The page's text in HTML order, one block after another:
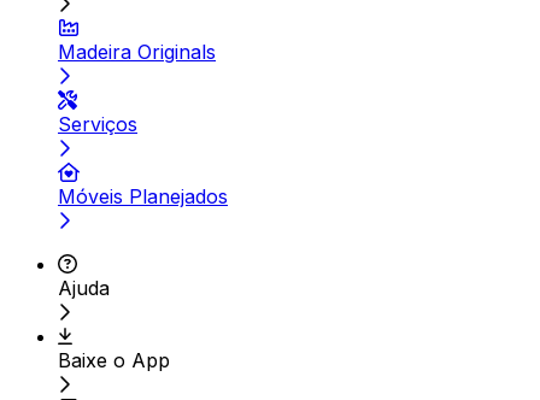
Madeira Originals
Serviços
Móveis Planejados
Ajuda
Baixe o App